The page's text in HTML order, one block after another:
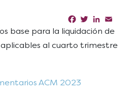
Facebook
TwitterLinkedIn
base para la liquidación de
al cuarto trimestre
ACM 2023